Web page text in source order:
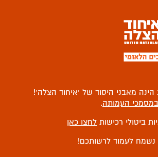
מאבני היסוד של ‘איחוד הצלה’!
במסמכי העמותה.
ביטולי רכישות לחצו כאן
נשמח לעמוד לרשותכם!